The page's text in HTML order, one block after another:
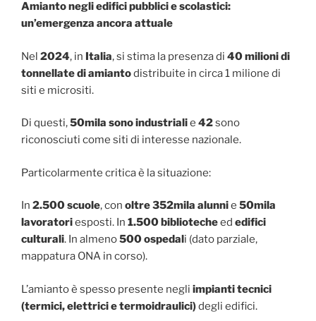
Amianto negli edifici pubblici e scolastici:
un’emergenza ancora attuale
Nel 2024, in Italia, si stima la presenza di 40 milioni di
tonnellate di amiantodistribuite in circa 1 milione di
siti e micrositi.
Di questi,50mila sono industrialie 42sono
riconosciuti come siti di interesse nazionale.
Particolarmente critica è la situazione:
In 2.500 scuole, con oltre 352mila alunnie 50mila
lavoratoriesposti. In 1.500 bibliotecheed edifici
culturali. In almeno500 ospedali (dato parziale,
mappatura ONA in corso).
L’amianto è spesso presente negli impianti tecnici
(termici, elettrici e termoidraulici)degli edifici.